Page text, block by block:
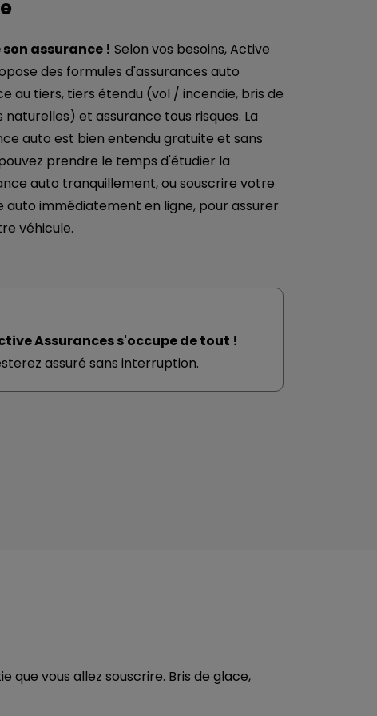
assurance ! Selon vos besoins, Active
des formules d'assurances auto
au tiers, tiers étendu (vol / incendie, bris de
et assurance tous risques. La
auto est bien entendu gratuite et sans
prendre le temps d'étudier la
auto tranquillement, ou souscrire votre
immédiatement en ligne, pour assurer
véhicule.
Assurances s'occupe de tout !
assuré sans interruption.
vous allez souscrire. Bris de glace,